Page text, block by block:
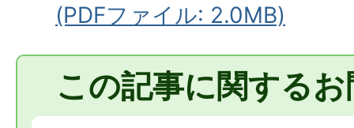
(PDFファイル: 2.0MB)
この記事に関する